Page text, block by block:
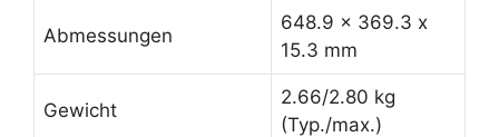
Abmessungen
648.9 x 369.3 x
15.3 mm
Gewicht
2.66/2.80 kg
(Typ./max.)